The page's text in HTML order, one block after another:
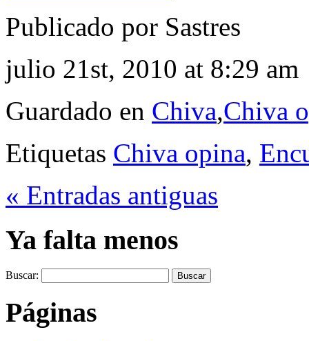
Publicado por Sastres
julio 21st, 2010 at 8:29 am
Guardado en Chiva,Chiva
Etiquetas Chiva opina,
« Entradas antiguas
Ya falta menos
Buscar:
Páginas